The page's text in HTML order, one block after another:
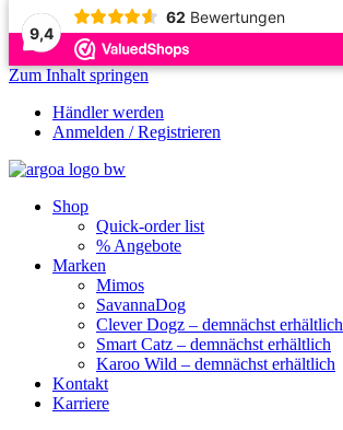
9,4
62 Bewertungen
Zum Inhalt springen
Händler werden
Anmelden / Registrieren
Shop
Quick-order list
% Angebote
Marken
Mimos
SavannaDog
Clever Dogz – demnächst erhältlich
Smart Catz – demnächst erhältlich
Karoo Wild – demnächst erhältlich
Kontakt
Karriere